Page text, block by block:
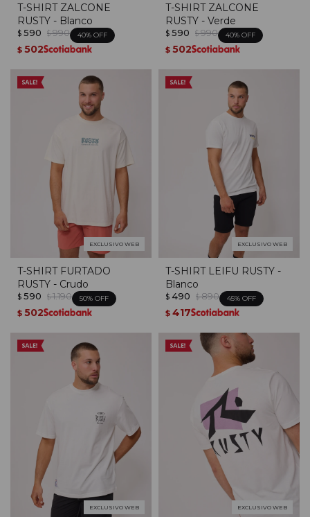
T-SHIRT ZALCONE
RUSTY - Blanco
$ 590 $ 990 40
$ 502
T-SHIRT ZALCONE
RUSTY - Verde
$ 590 $ 990 40
$ 502
EXCLUSIVO WEB
T-SHIRT FURTADO
RUSTY - Crudo
$ 590 $ 1.190 50
$ 502
EXCLUSIVO WEB
T-SHIRT LEIFU RUSTY -
Blanco
$ 490 $ 890 45
$ 417
EXCLUSIVO WEB EXCLUSIVO WEB